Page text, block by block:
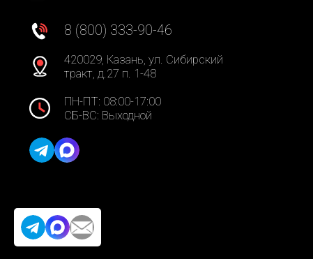
8 (800) 333-90-46
420029, Казань, ул. Сибирский
тракт, д.27 п. 1-48
ПН-ПТ: 08:00-17:00
СБ-ВС: Выходной